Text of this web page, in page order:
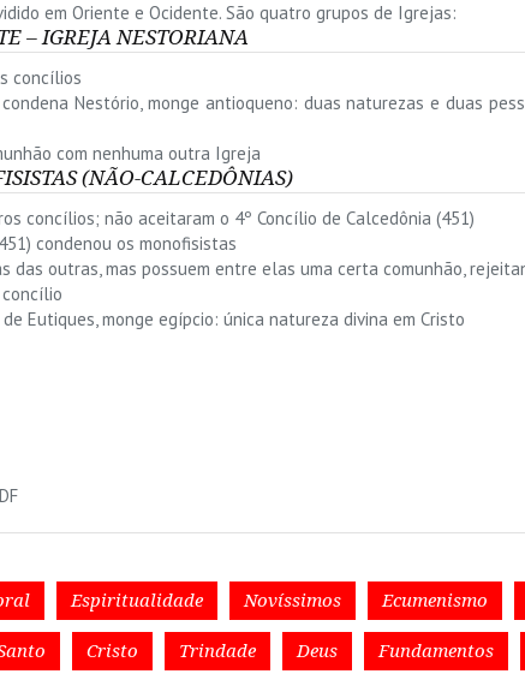
em Oriente e Ocidente. São quatro grupos de Igrejas:
– IGREJA NESTORIANA
concílios
Nestório, monge antioqueno: duas naturezas e duas
com nenhuma outra Igreja
(NÃO-CALCEDÔNIAS)
concílios; não aceitaram o 4º Concílio de Calcedônia (451)
condenou os monofisistas
das outras, mas possuem entre elas uma certa comunhão,
Eutiques, monge egípcio: única natureza divina em Cristo
Espiritualidade Novíssimos Ecumenismo
Cristo Trindade Deus Fundamentos